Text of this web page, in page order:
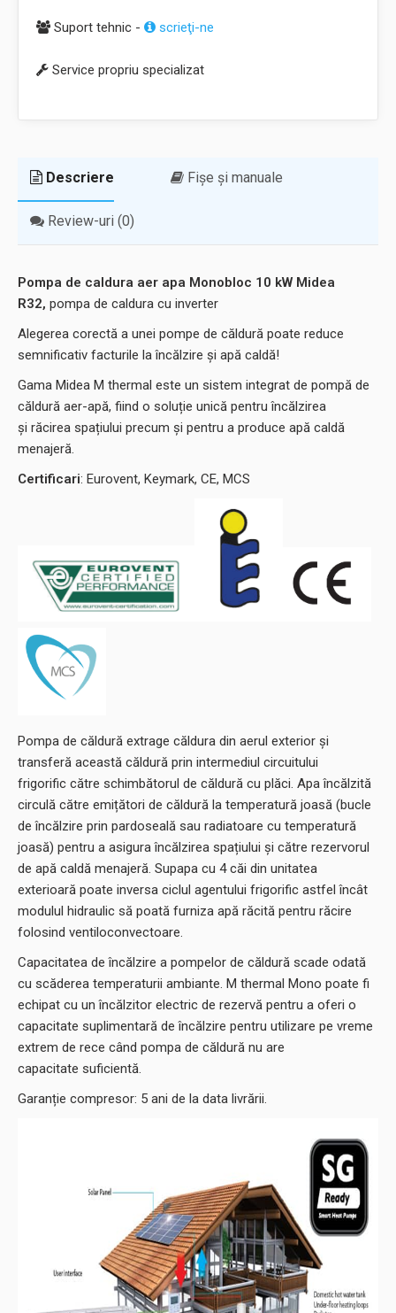
Plata 2,4,6,12 rate - detalii
Suport tehnic - scrieţi-ne
Service propriu specializat
Descriere
Pompa de caldura aer apa Monobloc 10 kW Midea
R32,pompa de caldura cu inverter
Alegerea corectă a unei pompe de căldură poate reduce
semnificativ facturile la încălzire și apă caldă!
Gama Midea M thermal este un sistem integrat de pompă de
căldură aer-apă, fiind o soluție unică pentru încălzirea
și răcirea spațiului precum și pentru a produce apă caldă
: Eurovent, Keymark, CE, MCS
Pompa de căldură extrage căldura din aerul exterior și
transferă această căldură prin intermediul circuitului
frigorific către schimbătorul de căldură cu plăci. Apa încălzită
circulă către emițători de căldură la temperatură joasă (bucle
de încălzire prin pardoseală sau radiatoare cu temperatură
joasă) pentru a asigura încălzirea spațiului și către rezervorul
de apă caldă menajeră. Supapa cu 4 căi din unitatea
exterioară poate inversa ciclul agentului frigorific astfel încât
modulul hidraulic să poată furniza apă răcită pentru răcire
folosind ventiloconvectoare.
Capacitatea de încălzire a pompelor de căldură scade odată
cu scăderea temperaturii ambiante. M thermal Mono poate fi
echipat cu un încălzitor electric de rezervă pentru a oferi o
capacitate suplimentară de încălzire pentru utilizare pe vreme
extrem de rece când pompa de căldură nu are